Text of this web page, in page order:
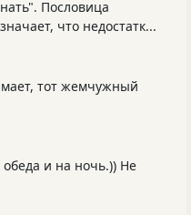
Пословица
что недостатк...
тот жемчужный
обеда и на ночь.)) Не